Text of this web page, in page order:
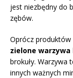
jest niezbędny do
zębów.
Oprócz
zielone warzywa
brokuły. Warzywa
innych ważnych